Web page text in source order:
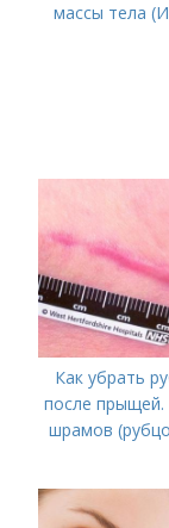
массы тела
Как убрать
после
шрамов